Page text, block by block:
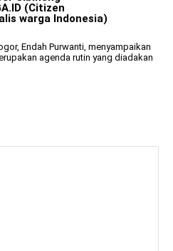
(Citizen
warga Indonesia)
Endah Purwanti, menyampaikan
agenda rutin yang diadakan